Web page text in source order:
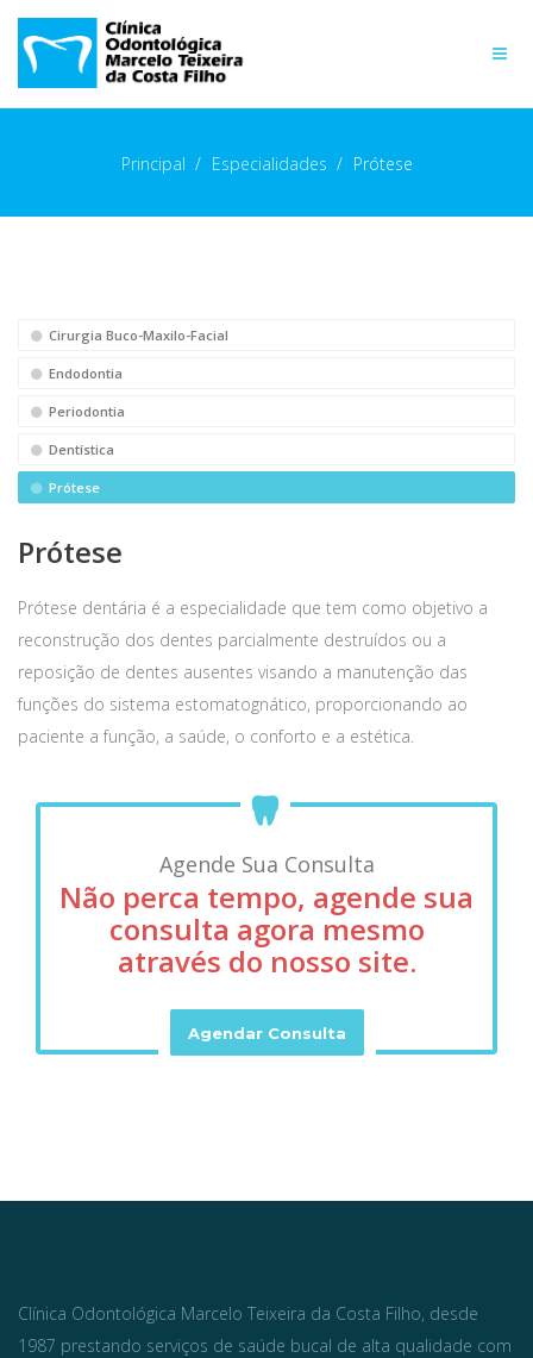
Principal Especialidades Prótese
Cirurgia Buco-Maxilo-Facial
Endodontia
Periodontia
Dentística
Prótese
Prótese
Prótese dentária é a especialidade que tem como objetivo a
reconstrução dos dentes parcialmente destruídos ou a
reposição de dentes ausentes visando a manutenção das
funções do sistema estomatognático, proporcionando ao
paciente a função, a saúde, o conforto e a estética.
Agende Sua Consulta
Não perca tempo, agende sua
consulta agora mesmo
através do nosso site.
Agendar Consulta
Clínica Odontológica Marcelo Teixeira da Costa Filho, desde
1987 prestando serviços de saúde bucal de alta qualidade com